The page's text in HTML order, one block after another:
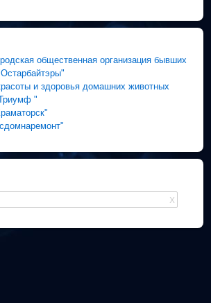
общественная организация бывших
и здоровья домашних животных
"
X